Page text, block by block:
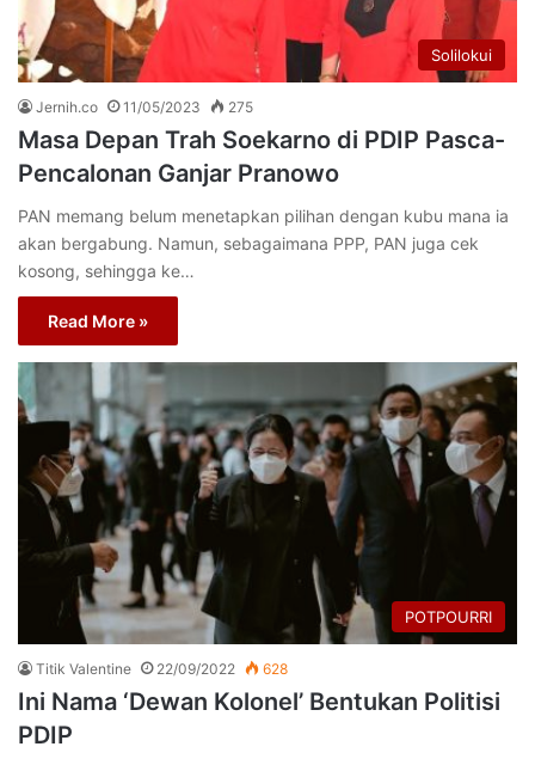
Solilokui
Jernih.co 11/05/2023 275
Masa Depan Trah Soekarno di PDIP Pasca-
Pencalonan Ganjar Pranowo
PAN memang belum menetapkan pilihan dengan kubu mana ia
akan bergabung. Namun, sebagaimana PPP, PAN juga cek
kosong, sehingga ke…
Read More »
POTPOURRI
Titik Valentine 22/09/2022 628
Ini Nama ‘Dewan Kolonel’ Bentukan Politisi
PDIP